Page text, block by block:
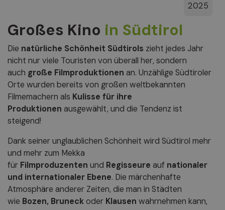
2025
Großes Kino in Südtirol
Die natürliche Schönheit Südtirols zieht jedes Jahr
nicht nur viele Touristen von überall her, sondern
auch große Filmproduktionen an. Unzählige Südtiroler
Orte wurden bereits von großen weltbekannten
Filmemachern als Kulisse für ihre
Produktionen ausgewählt, und die Tendenz ist
steigend!
Dank seiner unglaublichen Schönheit wird Südtirol mehr
und mehr zum Mekka
für Filmproduzenten und Regisseure auf nationaler
und internationaler Ebene. Die märchenhafte
Atmosphäre anderer Zeiten, die man in Städten
wie Bozen, Bruneckoder Klausen wahrnehmen kann,